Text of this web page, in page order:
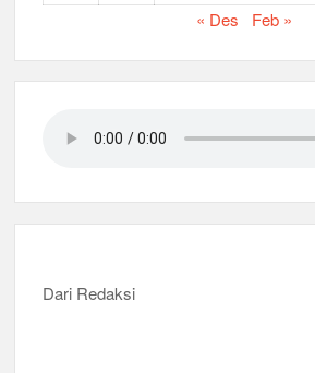
« Des Feb »
Dari Redaksi